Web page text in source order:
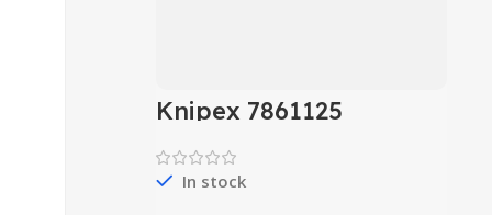
Knipex 7861125
Elektronikçi Yan Keski
In stock